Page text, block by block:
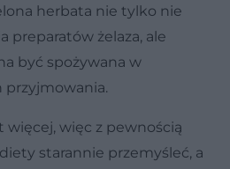
herbata nie tylko nie
preparatów żelaza, ale
być spożywana w
przyjmowania.
więcej, więc z pewnością
starannie przemyśleć, a